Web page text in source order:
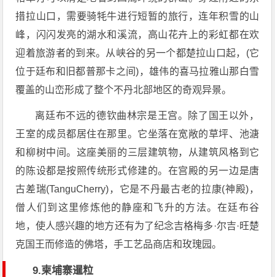
措拉山口，需要骑牦牛进行短暂的旅行，连年积雪的山
峰，闪闪发亮的湖水和溪流，高山花卉上的彩虹都在欢
迎着旅游者的到来。从峡谷的另一个都楚拉山口起，(它
位于廷布和旧都普那卡之间)，雄伟的喜马拉雅山那白雪
覆盖的山峦形成了整个不丹北部地区的奇观异景。
离廷布不远的德钦曲林宗是王宫。除了国王以外，
王室的成员都居住在那里。它坐落在宽敞的草坪、池溏
和柳树中间。这座美丽的三层建筑物，从建筑风格到它
的陈设都是按照传统形式修建的。在宫殿的另一边是唐
古差瑞(TanguCherry)，它是不丹最古老的拉康(神殿)，
僧人们到这里修炼他的静座和飞升的方法。在廷布谷
地，使人感兴趣的地方还有为了纪念吉格梅多·尔吉·旺楚
克国王而修造的佛塔，手工艺品商店和玫瑰园。
9.柬埔寨暹粒